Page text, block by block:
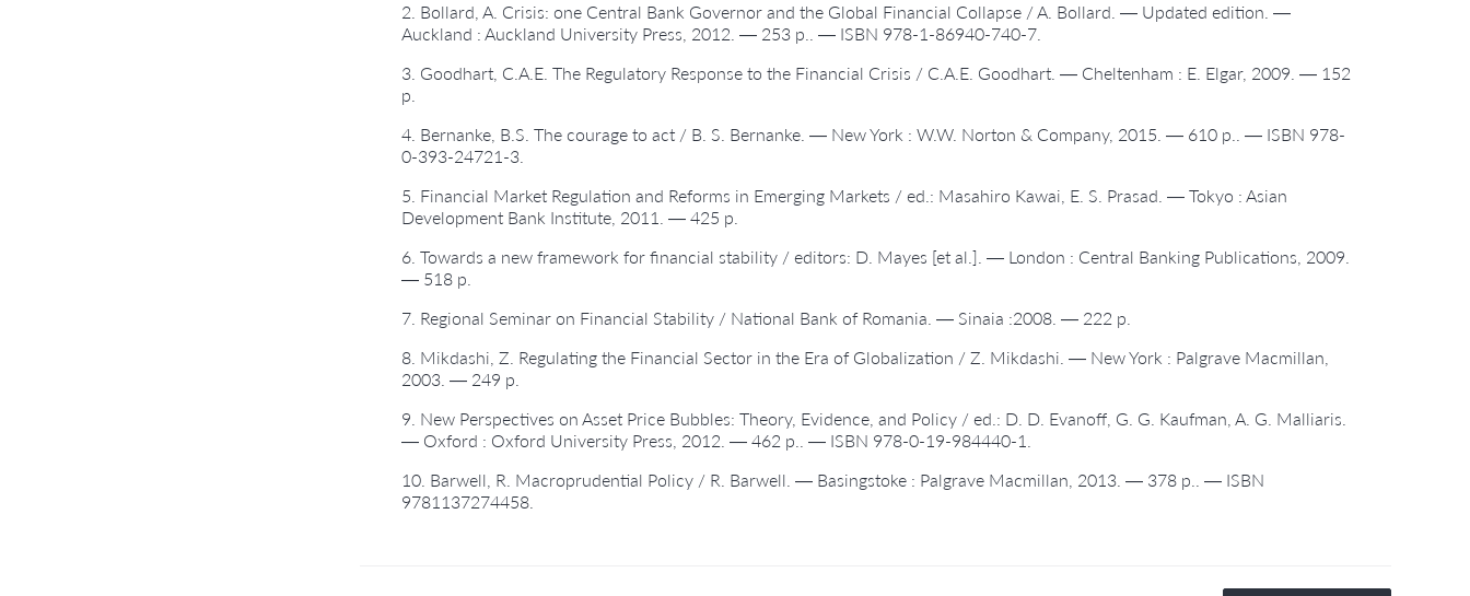
2. Bollard, A. Crisis: one Central Bank Governor and the Global Financial Collapse / A. Bollard. — Updated edition. —
Auckland : Auckland University Press, 2012. — 253 p.. — ISBN 978-1-86940-740-7.
3. Goodhart, C.A.E. The Regulatory Response to the Financial Crisis / C.A.E. Goodhart. — Cheltenham : E. Elgar, 2009. — 152
p.
4. Bernanke, B.S. The courage to act / B. S. Bernanke. — New York : W.W. Norton & Company, 2015. — 610 p.. — ISBN 978-
0-393-24721-3.
5. Financial Market Regulation and Reforms in Emerging Markets / ed.: Masahiro Kawai, E. S. Prasad. — Tokyo : Asian
Development Bank Institute, 2011. — 425 p.
6. Towards a new framework for financial stability / editors: D. Mayes [et al.]. — London : Central Banking Publications, 2009.
— 518 p.
7. Regional Seminar on Financial Stability / National Bank of Romania. — Sinaia :2008. — 222 p.
8. Mikdashi, Z. Regulating the Financial Sector in the Era of Globalization / Z. Mikdashi. — New York : Palgrave Macmillan,
2003. — 249 p.
9. New Perspectives on Asset Price Bubbles: Theory, Evidence, and Policy / ed.: D. D. Evanoff, G. G. Kaufman, A. G. Malliaris.
— Oxford : Oxford University Press, 2012. — 462 p.. — ISBN 978-0-19-984440-1.
10. Barwell, R. Macroprudential Policy / R. Barwell. — Basingstoke : Palgrave Macmillan, 2013. — 378 p.. — ISBN
9781137274458.